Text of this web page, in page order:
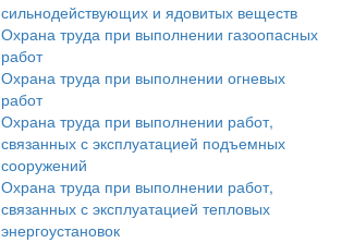
сильнодействующих и ядовитых веществ
Охрана труда при выполнении газоопасных
работ
Охрана труда при выполнении огневых
работ
Охрана труда при выполнении работ,
связанных с эксплуатацией подъемных
сооружений
Охрана труда при выполнении работ,
связанных с эксплуатацией тепловых
энергоустановок